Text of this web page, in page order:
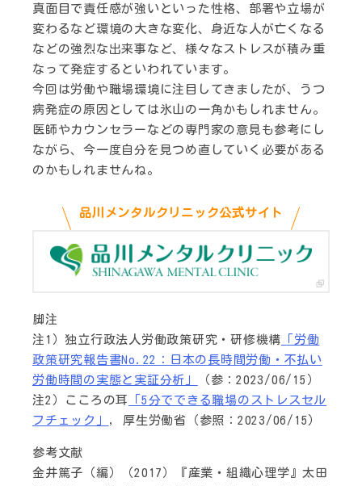
真面目で責任感が強いといった性格、部署や立場が
変わるなど環境の大きな変化、身近な人が亡くなる
などの強烈な出来事など、様々なストレスが積み重
なって発症するといわれています。
今回は労働や職場環境に注目してきましたが、うつ
病発症の原因としては氷山の一角かもしれません。
医師やカウンセラーなどの専門家の意見も参考にし
ながら、今一度自分を見つめ直していく必要がある
のかもしれませんね。
品川メンタルクリニック公式サイト
脚注
注1）独立行政法人労働政策研究・研修機構 「労働
政策研究報告書No.22：日本の長時間労働・不払い
労働時間の実態と実証分析」
（参：2023/06/15）
注2）こころの耳
「5分でできる職場のストレスセル
フチェック」 , 厚生労働省（参照：2023/06/15）
参考文献
金井篤子（編）（2017）『産業・組織心理学』太田